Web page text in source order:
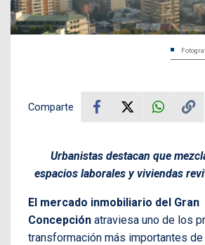
Comparte
Urbanistas destacan que
espacios laborales y viviendas
El mercado inmobiliario del Gran
Concepción atraviesa uno de los
transformación más importantes